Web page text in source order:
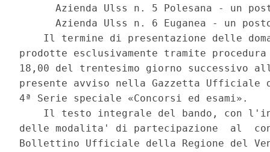
Azienda Ulss n. 5 Polesana - un
Azienda Ulss n. 6 Euganea - un
Il termine di presentazione delle
prodotte esclusivamente tramite
18,00 del trentesimo giorno successivo
presente avviso nella Gazzetta
4ª Serie speciale «Concorsi ed esami».
Il testo integrale del bando, con
delle modalita' di partecipazione  al
Bollettino Ufficiale della Regione del